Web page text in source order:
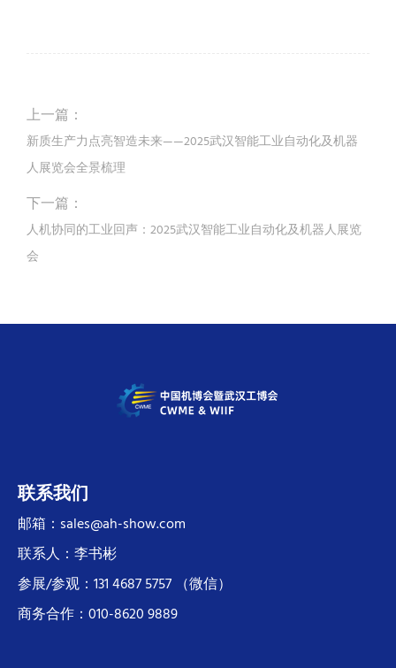
上一篇：
新质生产力点亮智造未来——2025武汉智能工业自动化及机器
人展览会全景梳理
下一篇：
人机协同的工业回声：2025武汉智能工业自动化及机器人展览
会
联系我们
邮箱：sales@ah-show.com
联系人：李书彬
参展/参观：131 4687 5757 （微信）
商务合作：010-8620 9889